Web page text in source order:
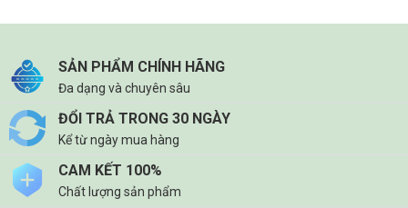
SẢN PHẨM CHÍNH HÃNG
Đa dạng và chuyên sâu
ĐỔI TRẢ TRONG 30 NGÀY
Kể từ ngày mua hàng
CAM KẾT 100%
Chất lượng sản phẩm